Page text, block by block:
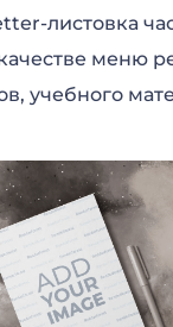
листовка
меню
учебного